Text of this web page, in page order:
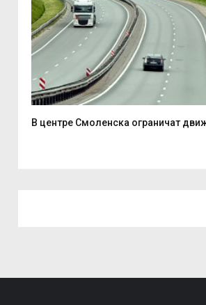
В центре Смоленска ограничат